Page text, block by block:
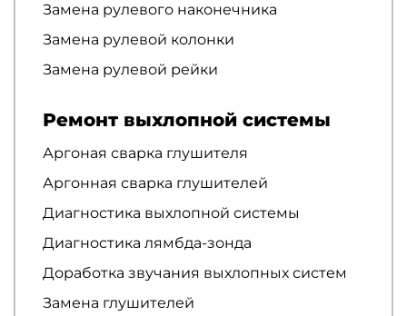
Замена рулевого наконечника
Замена рулевой колонки
Замена рулевой рейки
Ремонт выхлопной системы
Аргоная сварка глушителя
Аргонная сварка глушителей
Диагностика выхлопной системы
Диагностика лямбда-зонда
Доработка звучания выхлопных систем
Замена глушителей